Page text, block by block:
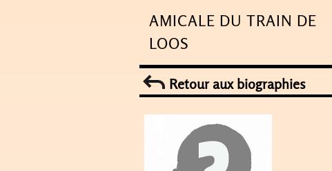
to
content
AMICALE DU TRAIN DE
LOOS
Retour aux biographies